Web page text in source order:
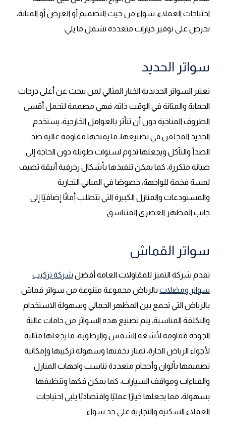
احتياجات العملاء، سواء من حيث التصميم أو الغرض أو المتانة،
نحرص على توفير خيارات متعددة تشمل ما يلي:
سواتر الحديد
تعتبر السواتر الحديدية الخيار المثالي لمن يبحث عن أعلى درجات
الحماية والمتانة في الوقت ذاته، فهي مصممة لتحمل أقسى
الظروف المناخية دون أن تتأثر بالعوامل الخارجية، يستخدم
الحديد المجلفن في تصنيعها، ما يمنحها مقاومة عالية ضد
الصدأ والتآكل ويجعلها تدوم لسنوات طويلة دون الحاجة إلى
صيانة متكررة، كما يمكن تنفيذها بأشكال زخرفية أنيقة تضيف
لمسة فخمة للواجهة، خصوصًا في المباني التجارية
والمستودعات والمنازل الكبيرة التي تتطلب أمانًا إضافيًا إلى
جانب المظهر العصري المتناسق.
سواتر القماش
تقدم شركة التميز للمقاولات العامة أفضل شركة تركيب
سواتر ومضلات بالرياض مجموعة متنوعة من سواتر قماش
بالرياض التي تجمع بين المظهر الجمالي وسهولة الاستخدام
والتكلفة المناسبة، يتم تصنيع هذه السواتر من خامات عالية
الجودة مقاومة لأشعة الشمس والرطوبة، ما يجعلها مثالية
لأجواء الرياض الحارة، تمتاز بخفتها وسهولة تركيبها وإمكانية
تصميمها بألوان وأحجام متعددة تناسب واجهات المنازل
والفناءات ومواقف السيارات، كما يمكن فكها وتنظيفها
بسهولة، مما يجعلها خيارًا عمليًا واقتصاديًا يلبي احتياجات
العملاء السكنية والتجارية على حد سواء.